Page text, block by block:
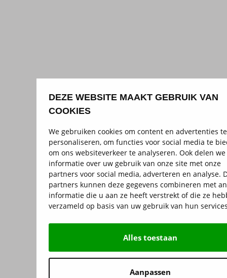
DEZE WEBSITE MAAKT GEBRUIK VAN
COOKIES
We gebruiken cookies om content en advertenties te
personaliseren, om functies voor social media te
om ons websiteverkeer te analyseren. Ook delen we
informatie over uw gebruik van onze site met onze
partners voor social media, adverteren en analyse.
partners kunnen deze gegevens combineren met
informatie die u aan ze heeft verstrekt of die ze
verzameld op basis van uw gebruik van hun
Alles toestaan
Aanpassen